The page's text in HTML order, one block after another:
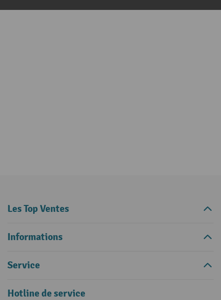
Les Top Ventes
Informations
Service
Hotline de service